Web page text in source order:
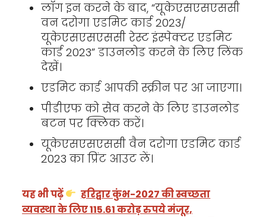
लॉग इन करने के बाद, “यूकेएसएसएससी
वन दरोगा एडमिट कार्ड 2023/
यूकेएसएसएससी रेस्ट इंस्पेक्टर एडमिट
कार्ड 2023” डाउनलोड करने के लिए लिंक
देखें।
एडमिट कार्ड आपकी स्क्रीन पर आ जाएगा।
पीडीएफ को सेव करने के लिए डाउनलोड
बटन पर क्लिक करें।
यूकेएसएसएससी वैन दरोगा एडमिट कार्ड
2023 का प्रिंट आउट लें।
यह भी पढ़ें
हरिद्वार कुंभ-2027 की स्वच्छता
व्यवस्था के लिए 115.61 करोड़ रुपये मंजूर,